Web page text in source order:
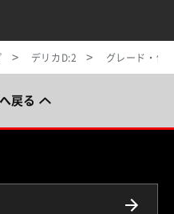
デリカD:2 グレード・価
戻る